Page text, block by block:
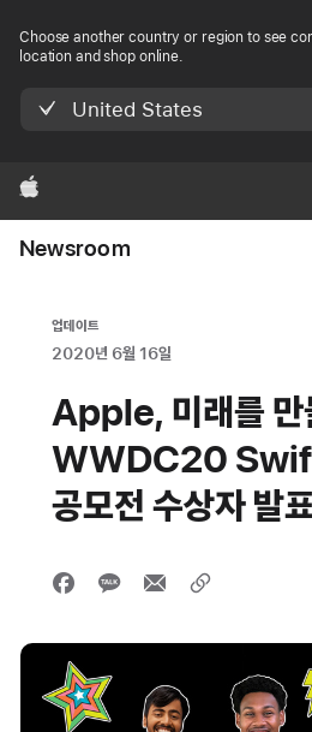
Choose another country or region to see
location and shop online.
United States
Apple
Newsroom
업데이트
2020년 6월 16일
Apple, 미래를 만
WWDC20
공모전 수상자 발